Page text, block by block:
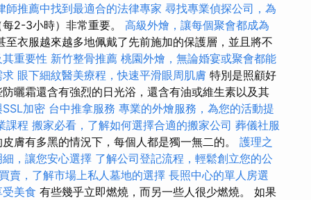
師推薦中找到最適合的法律專家 尋找專業偵探公司，為
2-3小時）非常重要。 高級外燴，讓每個聚會都成為
至衣服越來越多地佩戴了先前施加的保護層，並且將不
重要性 新竹整骨推薦 桃園外燴，無論婚宴或聚會都能
求 眼下細紋醫美療程，快速平滑眼周肌膚 特別是照顧好
曬霜還含有強烈的日光浴，還含有油或維生素以及其
加密 台中推拿服務 專業的外燴服務，為您的活動提
課程 搬家必看，了解如何選擇合適的搬家公司 葬儀社服
膚有多黑的情況下，每個人都是獨一無二的。 護理之
，讓您安心選擇 了解公司登記流程，輕鬆創立您的公
賣，了解市場上私人墓地的選擇 長照中心的單人房選
美食 有些幾乎立即燃燒，而另一些人很少燃燒。 如果